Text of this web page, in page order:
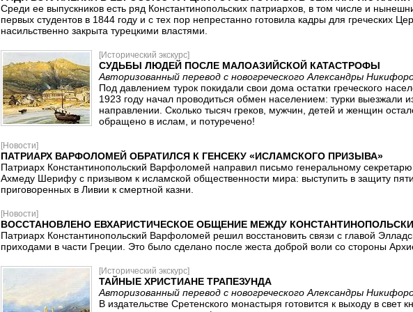
Среди ее выпускников есть ряд Константинопольских патриархов, в том числе и
первых студентов в 1844 году и с тех пор непрестанно готовила кадры для греческих
насильственно закрыта турецкими властями.
[Исторический экскурс]
СУДЬБЫ ЛЮДЕЙ ПОСЛЕ МАЛОАЗИЙСКОЙ КАТАСТРОФЫ
Авторизованный перевод с новогреческого Александры
Под давлением турок покидали свои дома остатки греческого
1923 году начал проводиться обмен населением: турки
направлении. Сколько тысяч греков, мужчин, детей и женщин
обращено в ислам, и потуречено!
[Новости]
ПАТРИАРХ ВАРФОЛОМЕЙ ОБРАТИЛСЯ К ГЕНСЕКУ «ИСЛАМСКОГО ПРИЗЫВА»
Патриарх Константинопольский Варфоломей направил письмо генеральному
Ахмеду Шерифу с призывом к исламской общественности мира: выступить в защиту
приговоренных в Ливии к смертной казни.
[Новости]
ВОССТАНОВЛЕНО ЕВХАРИСТИЧЕСКОЕ ОБЩЕНИЕ МЕЖДУ
Патриарх Константинопольский Варфоломей решил восстановить связи с главой
приходами в части Греции. Это было сделано после жеста доброй воли со стороны
[Исторический экскурс]
ТАЙНЫЕ ХРИСТИАНЕ ТРАПЕЗУНДА
Авторизованный перевод с новогреческого Александры
В издательстве Сретенского монастыря готовится к выходу в